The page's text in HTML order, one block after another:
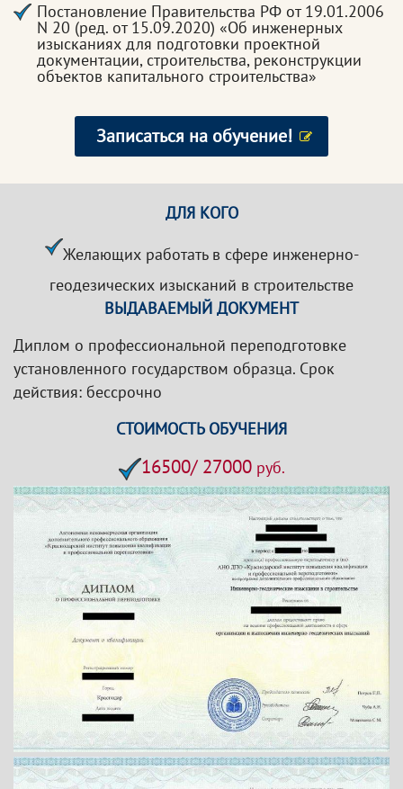
Постановление Правительства РФ от 19.01.2006
N 20 (ред. от 15.09.2020) «Об инженерных
изысканиях для подготовки проектной
документации, строительства, реконструкции
объектов капитального строительства»
Записаться на обучение!
ДЛЯ КОГО
Желающих работать в сфере инженерно-
геодезических изысканий в строительстве
ВЫДАВАЕМЫЙ ДОКУМЕНТ
Диплом о профессиональной переподготовке
установленного государством образца. Срок
действия: бессрочно
СТОИМОСТЬ ОБУЧЕНИЯ
16500/ 27000руб.